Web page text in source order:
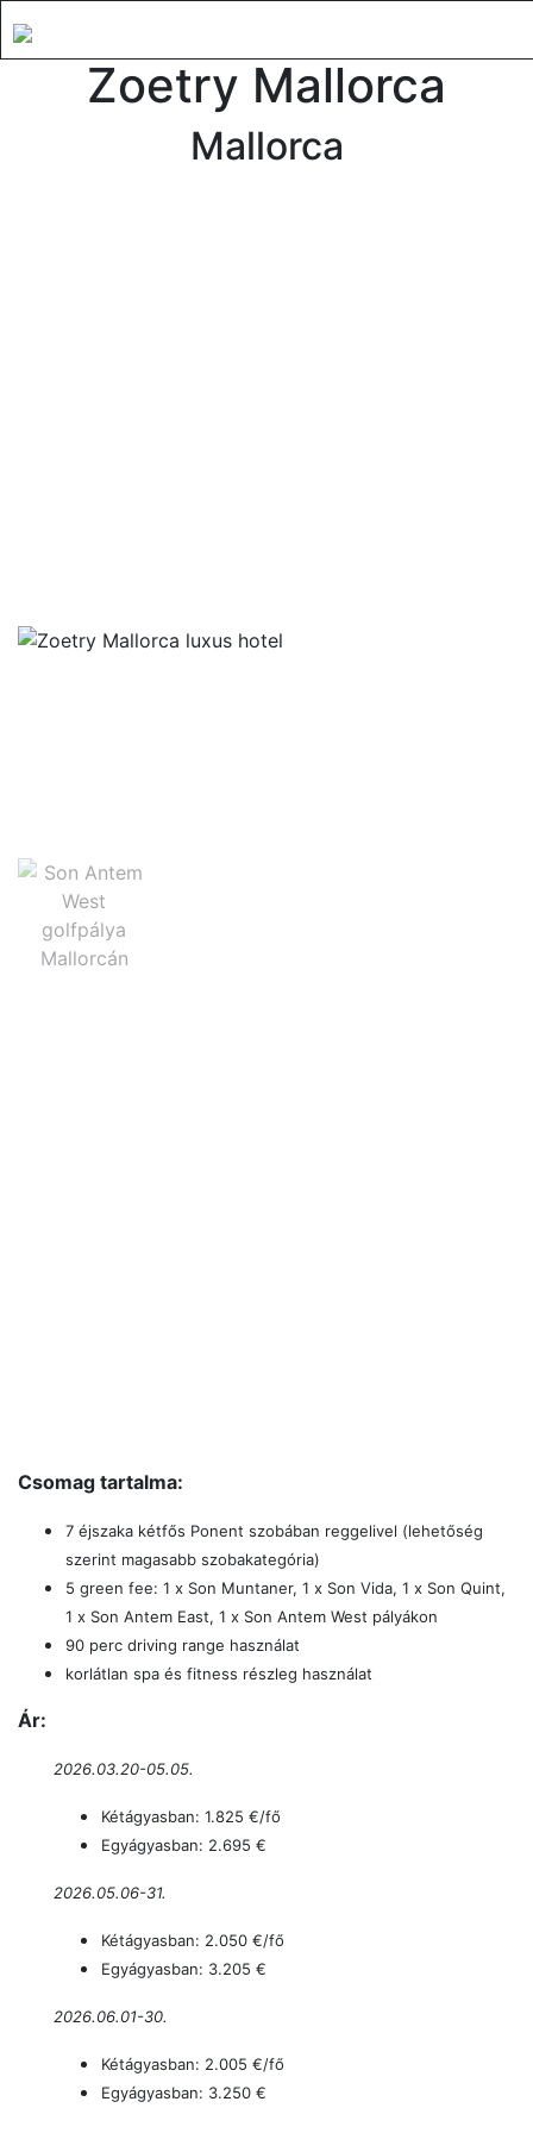
Zoetry Mallorca
Mallorca
Csomag tartalma:
7 éjszaka kétfős Ponent szobában reggelivel (lehetőség
szerint magasabb szobakategória)
5 green fee: 1 x Son Muntaner, 1 x Son Vida, 1 x Son Quint,
1 x Son Antem East, 1 x Son Antem West pályákon
90 perc driving range használat
korlátlan spa és fitness részleg használat
Ár:
2026.03.20-05.05.
Kétágyasban: 1.825 €/fő
Egyágyasban: 2.695 €
2026.05.06-31.
Kétágyasban: 2.050 €/fő
Egyágyasban: 3.205 €
2026.06.01-30.
Kétágyasban: 2.005 €/fő
Egyágyasban: 3.250 €